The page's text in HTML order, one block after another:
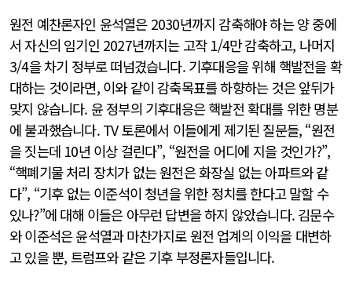
원전 예찬론자인 윤석열은 2030년까지 감축해야 하는 양 중에
서 자신의 임기인 2027년까지는 고작 1/4만 감축하고, 나머지
3/4을 차기 정부로 떠넘겼습니다. 기후대응을 위해 핵발전을 확
대하는 것이라면, 이와 같이 감축목표를 하향하는 것은 앞뒤가
맞지 않습니다. 윤 정부의 기후대응은 핵발전 확대를 위한 명분
에 불과했습니다. TV 토론에서 이들에게 제기된 질문들, “원전
을 짓는데 10년 이상 걸린다”, “원전을 어디에 지을 것인가?”,
“핵폐기물 처리 장치가 없는 원전은 화장실 없는 아파트와 같
다”, “기후 없는 이준석이 청년을 위한 정치를 한다고 말할 수
있나?”에 대해 이들은 아무런 답변을 하지 않았습니다. 김문수
와 이준석은 윤석열과 마찬가지로 원전 업계의 이익을 대변하
고 있을 뿐, 트럼프와 같은 기후 부정론자들입니다.